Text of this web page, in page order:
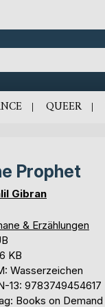
QUEER
Prophet
Gibran
& Erzählungen
KB
Wasserzeichen
13: 9783749454617
Books on Demand